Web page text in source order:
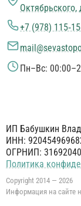
+7 (978)
Пн–Вс:
ИП Бабушкин
ИНН:
ОГРНИП:
Политика
Copyright 2014 — 2026
Информация на сайте